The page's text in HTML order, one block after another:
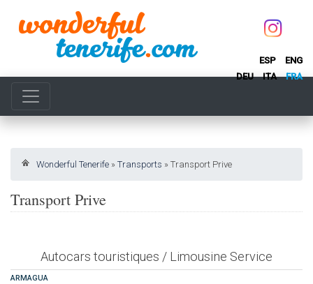
ESP
ENG
DEU
ITA FRA
Wonderful Tenerife » Transports » Transport Prive
Transport Prive
Autocars touristiques / Limousine Service
ARMAGUA